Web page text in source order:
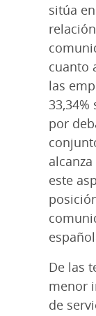
sitúa
cuanto
las
por
este
De las
menor
de